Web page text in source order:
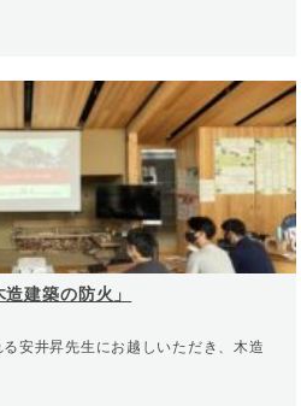
建築の防火」
安井昇先生にお越しいただき、木造